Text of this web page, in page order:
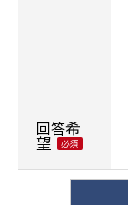
回答希
望